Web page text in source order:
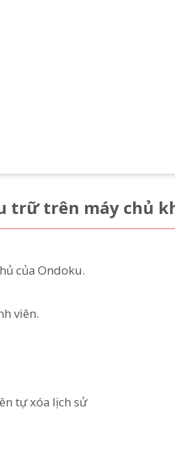
trữ trên máy chủ
của Ondoku.
viên.
tự xóa lịch sử